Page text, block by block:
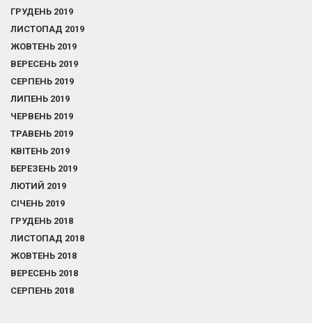
ГРУДЕНЬ 2019
ЛИСТОПАД 2019
ЖОВТЕНЬ 2019
ВЕРЕСЕНЬ 2019
СЕРПЕНЬ 2019
ЛИПЕНЬ 2019
ЧЕРВЕНЬ 2019
ТРАВЕНЬ 2019
КВІТЕНЬ 2019
БЕРЕЗЕНЬ 2019
ЛЮТИЙ 2019
СІЧЕНЬ 2019
ГРУДЕНЬ 2018
ЛИСТОПАД 2018
ЖОВТЕНЬ 2018
ВЕРЕСЕНЬ 2018
СЕРПЕНЬ 2018